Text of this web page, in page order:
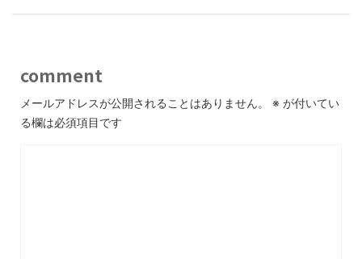
comment
メールアドレスが公開されることはありません。 ※ が付いてい
る欄は必須項目です